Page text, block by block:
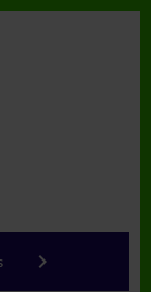
keyboard_arrow_right